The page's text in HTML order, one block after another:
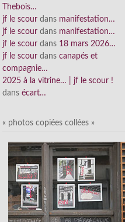
Thebois…
jf le scour dans manifestation…
jf le scour dans manifestation…
jf le scour dans 18 mars 2026…
jf le scour dans canapés et
compagnie…
2025 à la vitrine… | jf le scour !
dans écart…
« photos copiées collées »